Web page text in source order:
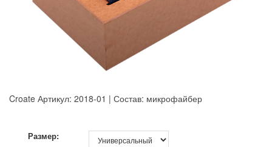
Croate Артикул: 2018-01 | Состав: микрофайбер
Размер: